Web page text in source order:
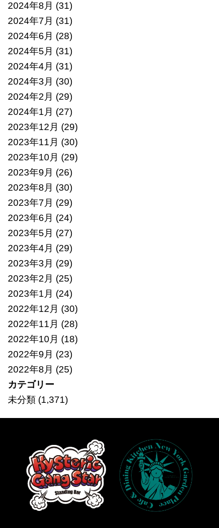
2024年8月 (31)
2024年7月 (31)
2024年6月 (28)
2024年5月 (31)
2024年4月 (31)
2024年3月 (30)
2024年2月 (29)
2024年1月 (27)
2023年12月 (29)
2023年11月 (30)
2023年10月 (29)
2023年9月 (26)
2023年8月 (30)
2023年7月 (29)
2023年6月 (24)
2023年5月 (27)
2023年4月 (29)
2023年3月 (29)
2023年2月 (25)
2023年1月 (24)
2022年12月 (30)
2022年11月 (28)
2022年10月 (18)
2022年9月 (23)
2022年8月 (25)
カテゴリー
未分類(1,371)